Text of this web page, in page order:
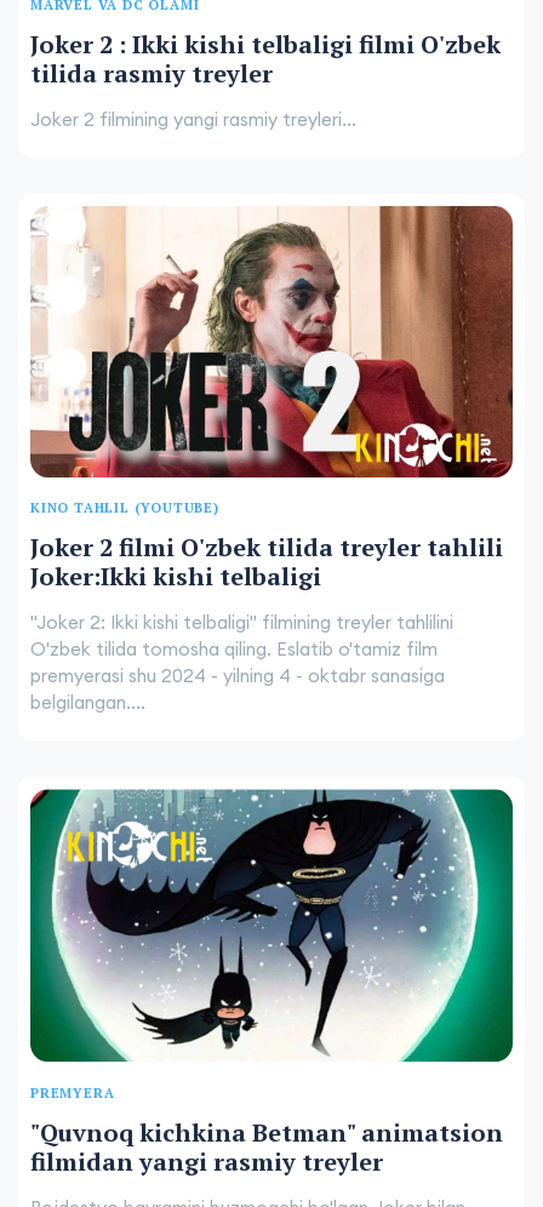
MARVEL VA DC OLAMI
Joker 2 : Ikki kishi telbaligi filmi O'zbek
tilida rasmiy treyler
Joker 2 filmining yangi rasmiy treyleri...
KINO TAHLIL (YOUTUBE)
Joker 2 filmi O'zbek tilida treyler tahlili
Joker:Ikki kishi telbaligi
"Joker 2: Ikki kishi telbaligi" filmining treyler tahlilini
O'zbek tilida tomosha qiling. Eslatib o'tamiz film
premyerasi shu 2024 - yilning 4 - oktabr sanasiga
belgilangan....
PREMYERA
"Quvnoq kichkina Betman" animatsion
filmidan yangi rasmiy treyler